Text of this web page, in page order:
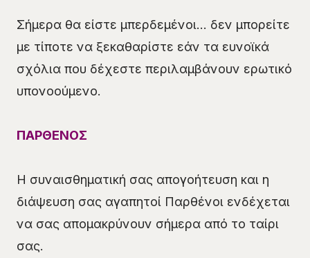
Σήμερα θα είστε μπερδεμένοι… δεν μπορείτε
με τίποτε να ξεκαθαρίστε εάν τα ευνοϊκά
σχόλια που δέχεστε περιλαμβάνουν ερωτικό
υπονοούμενο.
ΠΑΡΘΕΝΟΣ
Η συναισθηματική σας απογοήτευση και η
διάψευση σας αγαπητοί Παρθένοι ενδέχεται
να σας απομακρύνουν σήμερα από το ταίρι
σας.